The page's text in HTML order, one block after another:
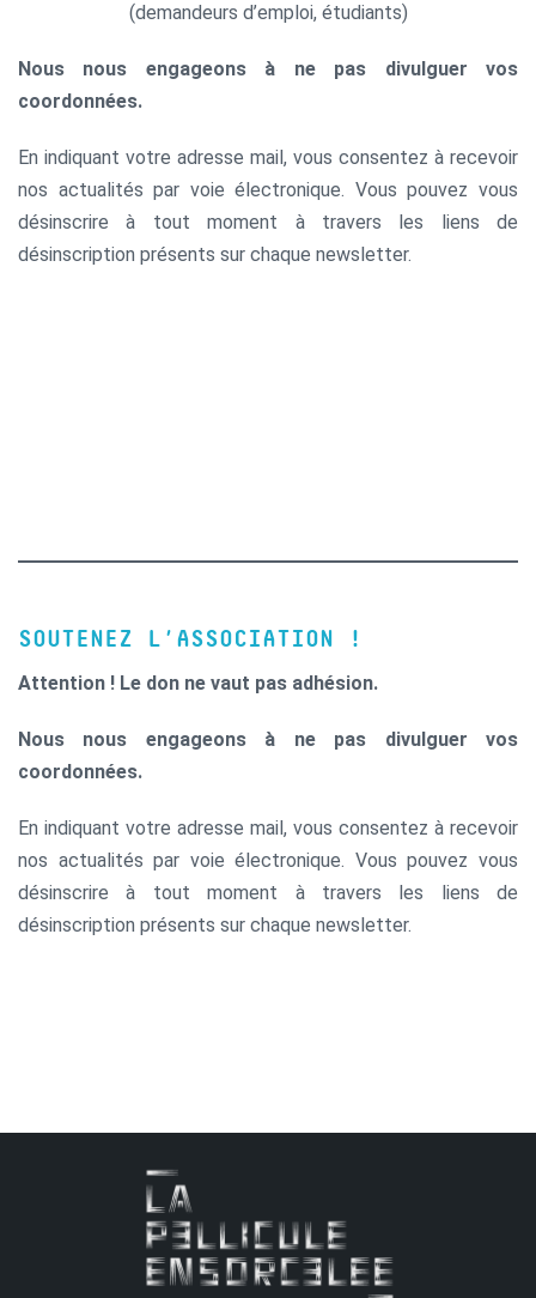
(demandeurs d’emploi, étudiants)
Nous nous engageons à ne pas divulguer vos
coordonnées.
En indiquant votre adresse mail, vous consentez à recevoir
nos actualités par voie électronique. Vous pouvez vous
désinscrire à tout moment à travers les liens de
désinscription présents sur chaque newsletter.
SOUTENEZ L’ASSOCIATION !
Attention ! Le don ne vaut pas adhésion.
Nous nous engageons à ne pas divulguer vos
coordonnées.
En indiquant votre adresse mail, vous consentez à recevoir
nos actualités par voie électronique. Vous pouvez vous
désinscrire à tout moment à travers les liens de
désinscription présents sur chaque newsletter.